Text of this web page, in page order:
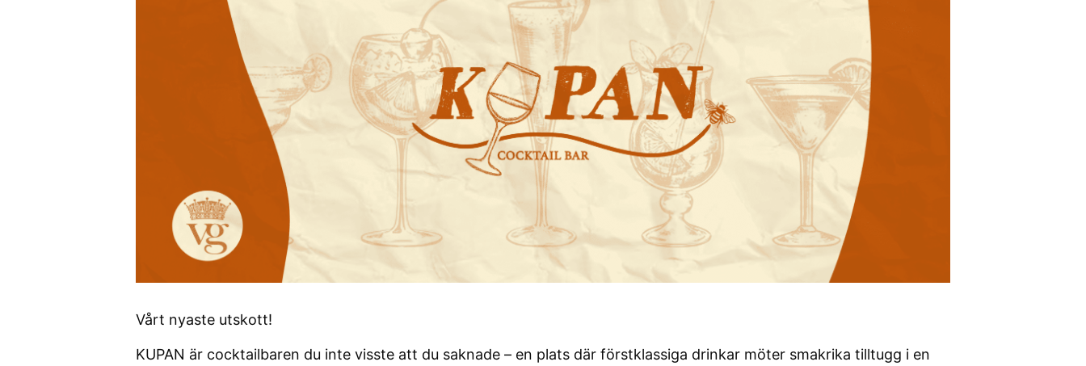
Vårt nyaste utskott!
KUPAN är cocktailbaren du inte visste att du saknade – en plats där förstklassiga drinkar möter smakrika tilltugg i en